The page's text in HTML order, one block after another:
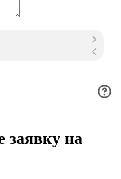
заявку на